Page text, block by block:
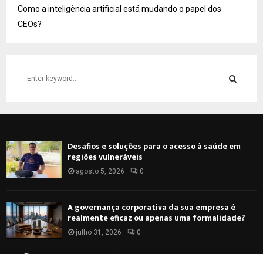
Como a inteligência artificial está mudando o papel dos
CEOs?
f
o
r
A
H
Desafios e soluções para o acesso à saúde em
regiões vulneráveis
agosto 5, 2026 0
A governança corporativa da sua empresa é
realmente eficaz ou apenas uma formalidade?
julho 31, 2026 0